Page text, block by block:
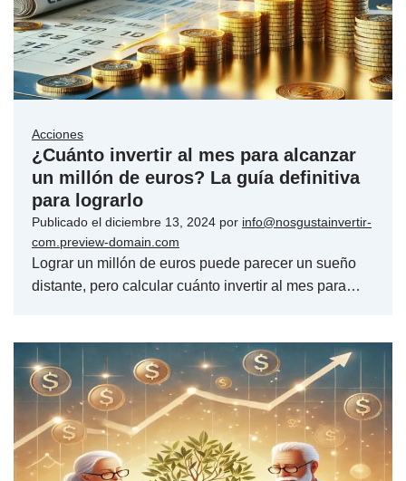
Acciones
¿Cuánto invertir al mes para alcanzar
un millón de euros? La guía definitiva
para lograrlo
Publicado el diciembre 13, 2024 por info@nosgustainvertir-
com.preview-domain.com
Lograr un millón de euros puede parecer un sueño
distante, pero calcular cuánto invertir al mes para…